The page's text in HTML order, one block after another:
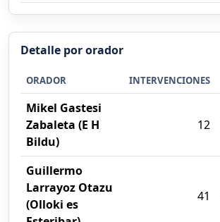
Detalle por orador
ORADOR INTERVENCIONES
Mikel Gastesi
Zabaleta (E H
Bildu)
12
Guillermo
Larrayoz Otazu
(Olloki es
41